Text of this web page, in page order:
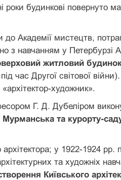
будинкові повернуто
Академії мистецтв,
з навчанням у Петербурзі
житловий
час Другої світової
художник».
Г. Д. Дубеліром
та курорту-
у 1922-1924 рр.
та художніх
Київського